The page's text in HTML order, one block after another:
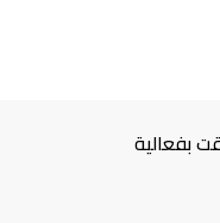
بفعالية